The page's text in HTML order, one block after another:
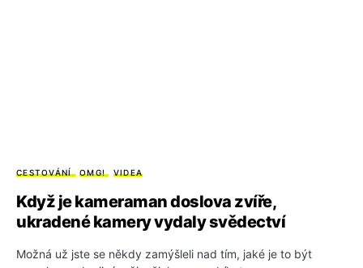
CESTOVÁNÍ OMG! VIDEA
Když je kameraman doslova zvíře,
ukradené kamery vydaly svědectví
Možná už jste se někdy zamýšleli nad tím, jaké je to být